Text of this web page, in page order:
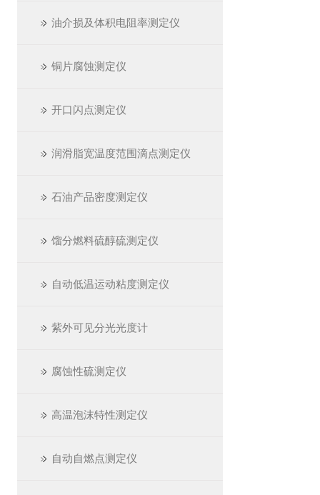
油介损及体积电阻率测定仪
铜片腐蚀测定仪
开口闪点测定仪
润滑脂宽温度范围滴点测定仪
石油产品密度测定仪
馏分燃料硫醇硫测定仪
自动低温运动粘度测定仪
紫外可见分光光度计
腐蚀性硫测定仪
高温泡沫特性测定仪
自动自燃点测定仪